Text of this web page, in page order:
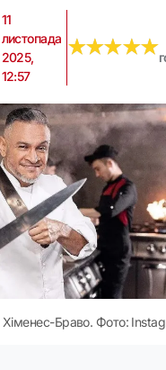
11
листопада
2025,
12:57
★★★★★
★★★★★
Хіменес-Браво. Фото: